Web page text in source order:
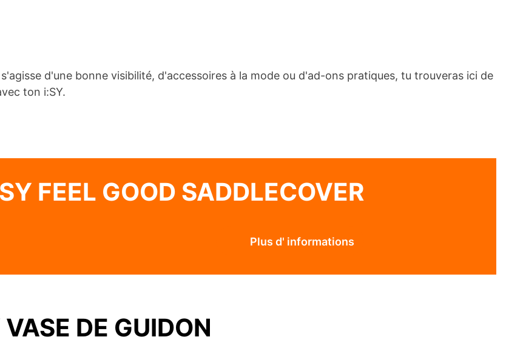
d'une bonne visibilité, d'accessoires à la mode ou d'ad-ons pratiques, tu trouveras ici de
ton i:SY.
FEEL GOOD SADDLECOVER
Plus d' informations
DE GUIDON